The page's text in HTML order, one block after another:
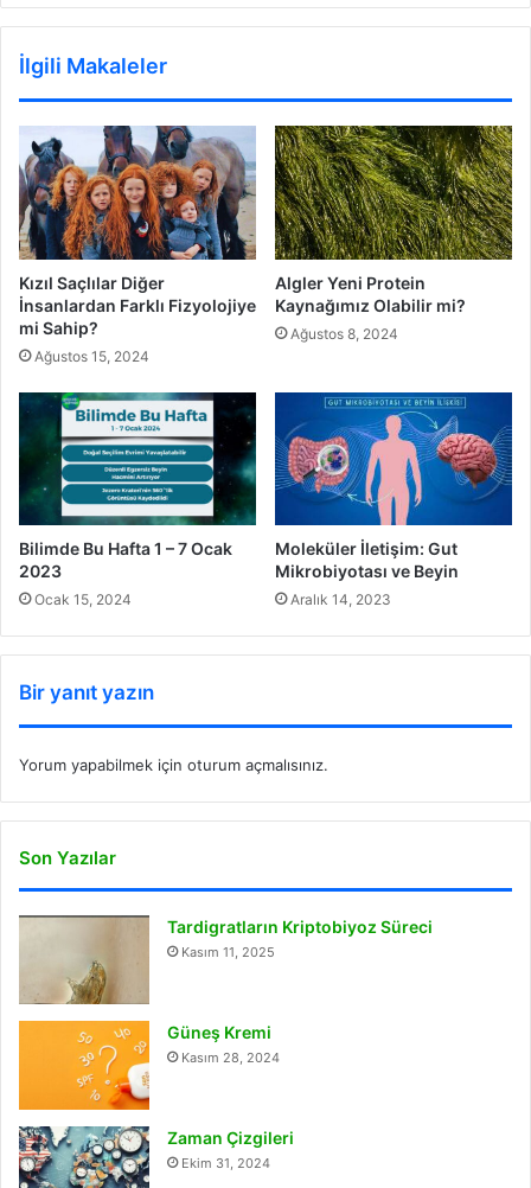
İlgili Makaleler
Kızıl Saçlılar Diğer
İnsanlardan Farklı Fizyolojiye
mi Sahip?
Ağustos 15, 2024
Algler Yeni Protein
Kaynağımız Olabilir mi?
Ağustos 8, 2024
Bilimde Bu Hafta 1 – 7 Ocak
2023
Ocak 15, 2024
Moleküler İletişim: Gut
Mikrobiyotası ve Beyin
Aralık 14, 2023
Bir yanıt yazın
Yorum yapabilmek için oturum açmalısınız.
Son Yazılar
Tardigratların Kriptobiyoz Süreci
Kasım 11, 2025
Güneş Kremi
Kasım 28, 2024
Zaman Çizgileri
Ekim 31, 2024